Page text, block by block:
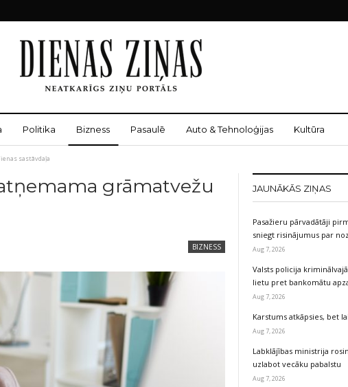
Politika Bizness Pasaulē Auto & Tehnoloģijas Kultūra
sastāvdaļa
grāmatvežu
BIZNESS
JAUNĀKĀS ZIŅAS
Pasažieru pārvadātāji
sniegt risinājumus par
Aug 7, 2026
Valsts policija
lietu pret bankomātu
Aug 7, 2026
Karstums atkāpsies, bet
Aug 7, 2026
Labklājības ministrija
uzlabot vecāku pabalstu
Aug 7, 2026